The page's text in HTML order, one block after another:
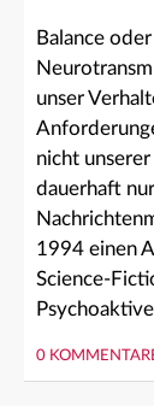
Balance
unser
nicht
dauerhaft
1994 einen
Science-
0